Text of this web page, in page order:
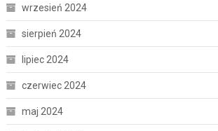
wrzesień 2024
sierpień 2024
lipiec 2024
czerwiec 2024
maj 2024